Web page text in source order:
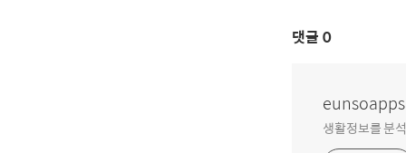
댓글 0
eunsoapps
생활정보를 분